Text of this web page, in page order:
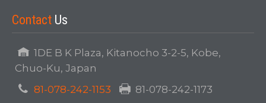
Contact Us
1DE B K Plaza, Kitanocho 3-2-5, Kobe,
Chuo-Ku, Japan
81-078-242-1153
81-078-242-1173